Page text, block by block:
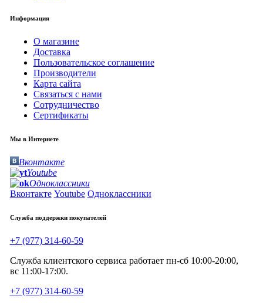
Информация
О магазине
Доставка
Пользовательское соглашение
Производители
Карта сайта
Связаться с нами
Сотрудничество
Сертификаты
Мы в Интернете
Вконтакте
Youtube
Одноклассники
Вконтакте Youtube Одноклассники
Служба поддержки покупателей
+7 (977) 314-60-59
Служба клиентского сервиса работает пн-сб 10:00-20:00,
вс 11:00-17:00.
+7 (977) 314-60-59